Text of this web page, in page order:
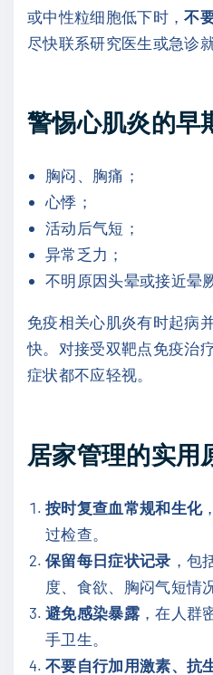
或中性粒细胞低下时，不
尽快联系研究医生或急诊就
警惕心肌炎的早
胸闷、胸痛；
心悸；
活动后气短；
异常乏力；
不明原因头晕或接近晕厥
免疫相关心肌炎有时起病
快。对接受双靶点免疫治
症状都不应轻视。
居家管理的实用
按时复查血常规和生化
过检查。
保留每日症状记录 ，
度、食欲、胸闷气短情况
避免感染暴露，在人群
手卫生。
不要自行加用激素、抗